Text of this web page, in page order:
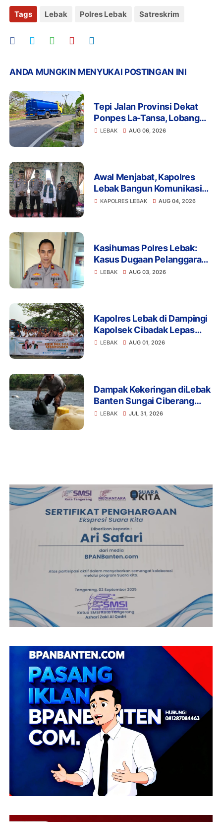
Tags Lebak Polres Lebak Satreskrim
ANDA MUNGKIN MENYUKAI POSTINGAN INI
Tepi Jalan Provinsi Dekat
Ponpes La-Tansa, Lobang
Pengambilan Air Ancam
LEBAK AUG 06, 2026
Awal Menjabat, Kapolres
Lebak Bangun Komunikasi
dengan Ulama demi
KAPOLRES LEBAK AUG 04, 2026
Kasihumas Polres Lebak:
Kasus Dugaan Pelanggaran
Disiplin Anggota Polri
LEBAK AUG 03, 2026
Kapolres Lebak di Dampingi
Kapolsek Cibadak Lepas
Pemberangkatan ASN dan
LEBAK AUG 01, 2026
Dampak Kekeringan diLebak
Banten Sungai Ciberang
Jadi Solusi Pemerintah
LEBAK JUL 31, 2026